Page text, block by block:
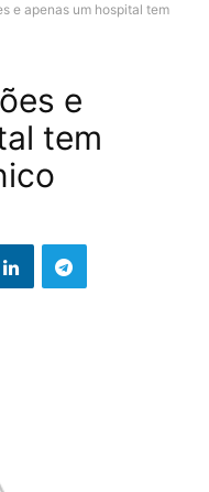
e apenas um hospital tem
e
tem